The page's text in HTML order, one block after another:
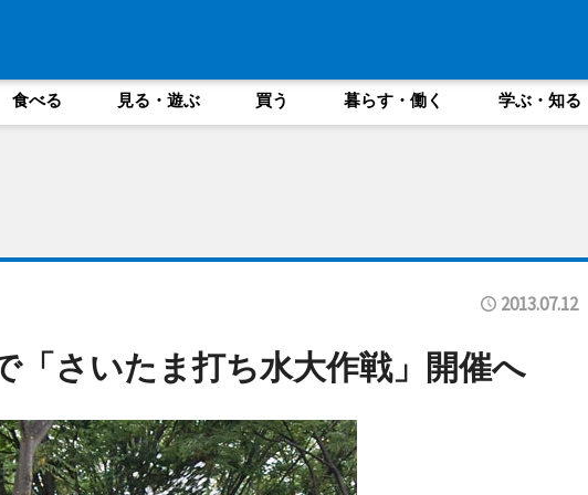
食べる 見る・遊ぶ 買う 暮らす・働く 学ぶ・知る
2013.07.12
「さいたま打ち水大作戦」開催へ